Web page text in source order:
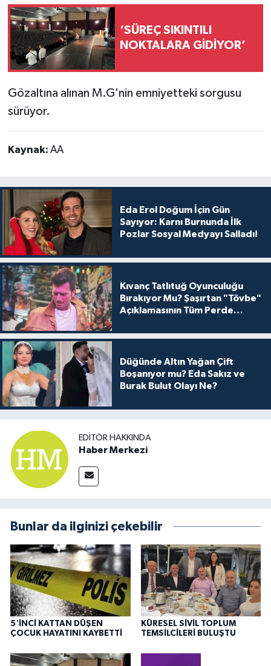
‘SÜREÇ SIKINTILI
NOKTALARA GİDİYOR’
Gözaltına alınan M.G'nin emniyetteki sorgusu
sürüyor.
Kaynak: AA
Eda Erol Doğum İçin Gün
Sayıyor: Karnı Burnunda İlk
Pozlar Sosyal Medyayı Salladı!
Kıvanç Tatlıtuğ Oyunculuğu
Bırakıyor Mu? Şaşırtan "Tövbe"
Açıklamasının Tüm Perde
Düğünde Altın Yağan Çift
Boşanıyor mu? Eda Sakız ve
Burak Bulut Olayı Ne?
EDITÖR HAKKINDA
Haber Merkezi
Bunlar da ilginizi çekebilir
5'İNCİ KATTAN DÜŞEN
ÇOCUK HAYATINI KAYBETTİ
KÜRESEL SİVİL TOPLUM
TEMSİLCİLERİ BULUŞTU